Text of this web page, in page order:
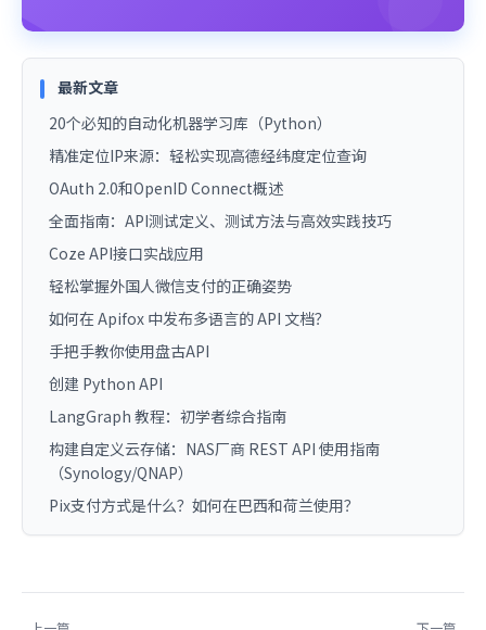
最新文章
20个必知的自动化机器学习库（Python）
精准定位IP来源：轻松实现高德经纬度定位查询
OAuth 2.0和OpenID Connect概述
全面指南：API测试定义、测试方法与高效实践技巧
Coze API接口实战应用
轻松掌握外国人微信支付的正确姿势
如何在 Apifox 中发布多语言的 API 文档？
手把手教你使用盘古API
创建 Python API
LangGraph 教程：初学者综合指南
构建自定义云存储：NAS厂商 REST API 使用指南
（Synology/QNAP）
Pix支付方式是什么？如何在巴西和荷兰使用？